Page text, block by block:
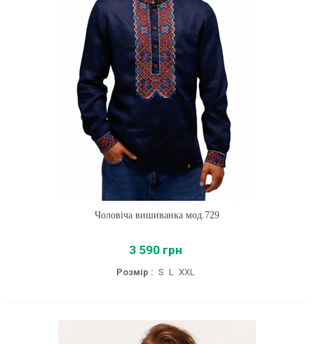
Чоловіча вишиванка мод.729
3 590 грн
Розмір : S L XXL